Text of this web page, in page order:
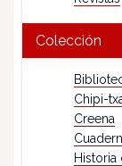
Colección
Chipi-
Creena
Historia